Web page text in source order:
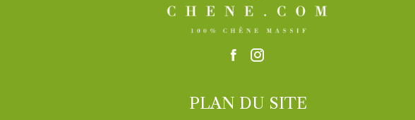
PLAN DU SITE